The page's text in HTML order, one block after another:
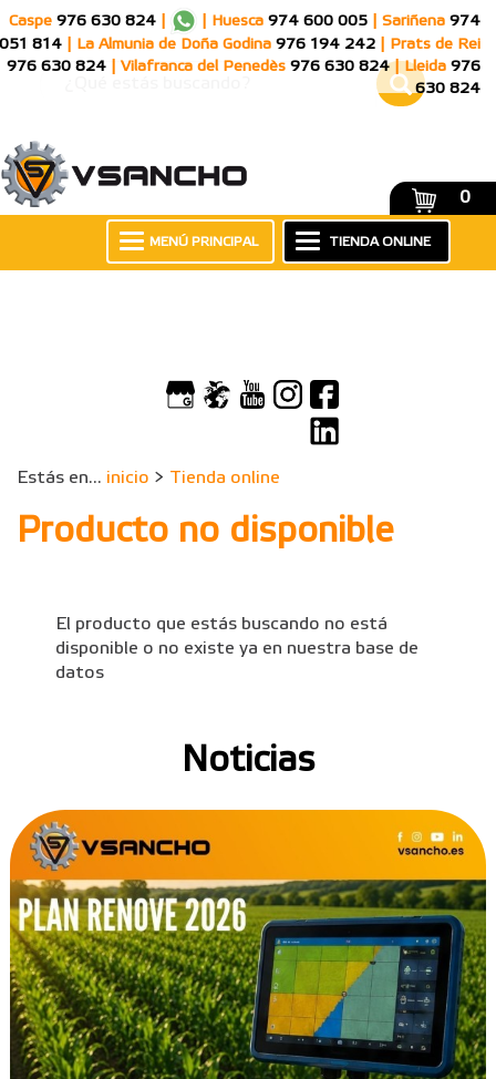
Caspe 976 630 824 Huesca 974 600 005 Sariñena 974
051 814
La Almunia de Doña Godina 976 194 242
Prats de Rei
976 630 824
Vilafranca del Penedès 976 630 824 Lleida 976
630 824
0
TIENDA ONLINE
MENÚ PRINCIPAL
Estás en... inicio > Tienda online
Producto no disponible
El producto que estás buscando no está
disponible o no existe ya en nuestra base de
datos
Noticias